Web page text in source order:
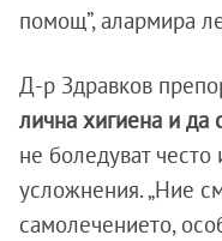
помощ”, алармира
Д-р Здравков
лична хигиена и да
не боледуват често
усложнения. „Ние
самолечението,